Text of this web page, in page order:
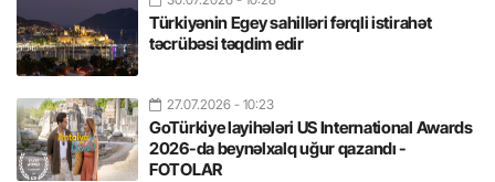
Türkiyənin Egey sahilləri fərqli istirahət
təcrübəsi təqdim edir
27.07.2026 - 10:23
GoTürkiye layihələri US International Awards
2026-da beynəlxalq uğur qazandı -
FOTOLAR